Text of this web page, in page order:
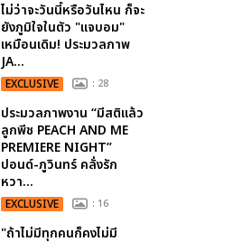
ไม่ว่าจะวันนี้หรือวันไหน ก็จะ
ยังภูมิใจในตัว "แจบอม"
เหมือนเดิม! ประมวลภาพ
JA...
EXCLUSIVE : 28
ประมวลภาพงาน “มีสติแล้ว
ลูกพีช PEACH AND ME
PREMIERE NIGHT”
ปอนด์-ภูวินทร์ คลั่งรัก
หวา...
EXCLUSIVE : 16
"ถ้าไม่มีทุกคนก็คงไม่มี